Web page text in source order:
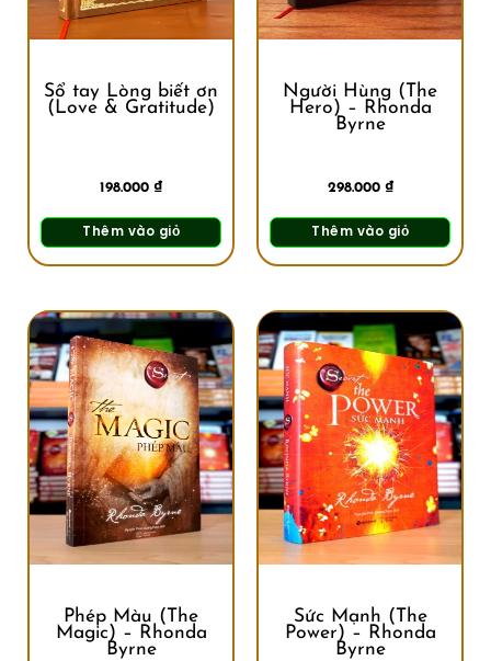
Sổ tay Lòng biết ơn
(Love & Gratitude)
198.000 ₫
Thêm vào giỏ
Người Hùng (The
Hero) – Rhonda
Byrne
298.000 ₫
Thêm vào giỏ
Phép Màu (The
Magic) – Rhonda
Byrne
Sức Mạnh (The
Power) – Rhonda
Byrne